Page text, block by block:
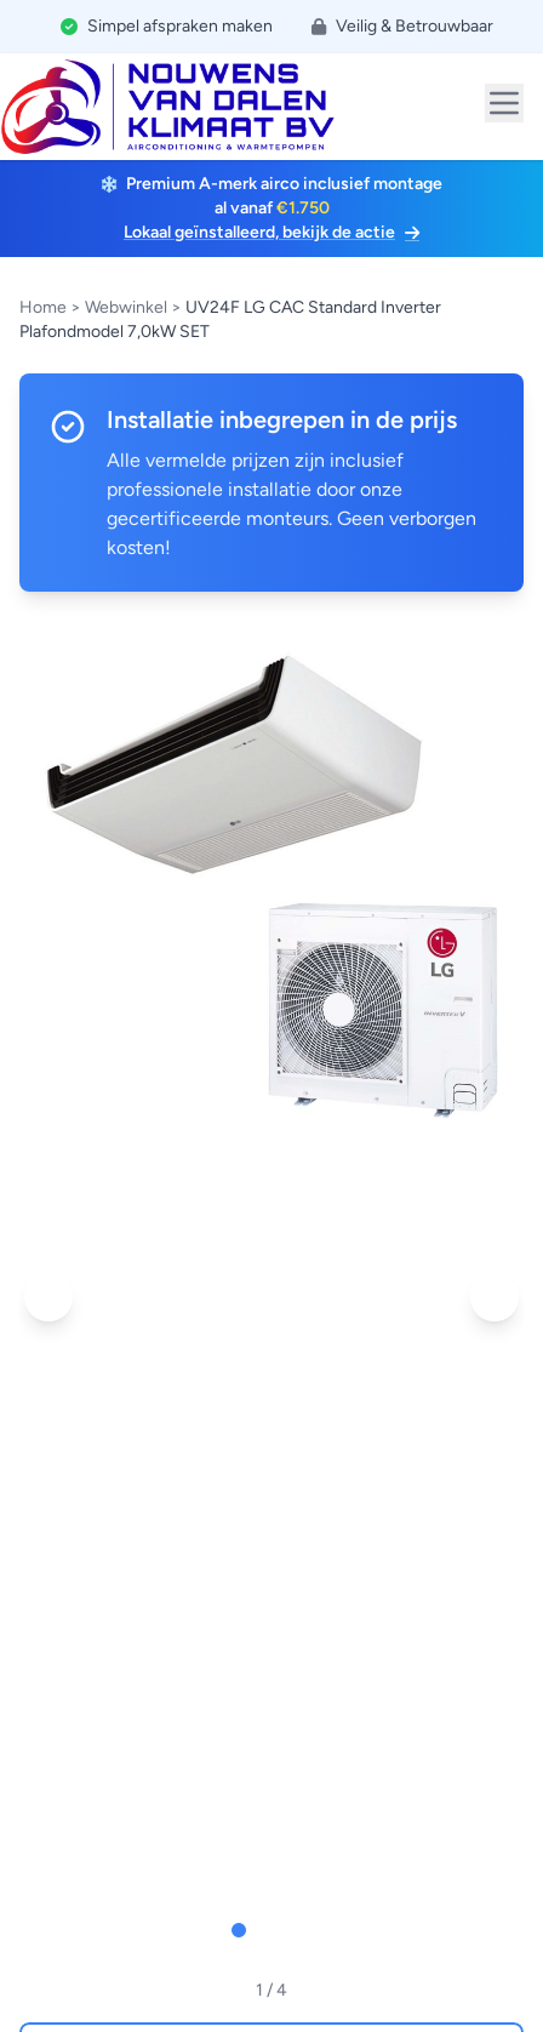
Simpel afspraken maken Veilig & Betrouwbaar
Premium A-merk airco inclusief montage
al vanaf€1.750
Lokaal geïnstalleerd, bekijk de actie
Home > Webwinkel > UV24F LG CAC Standard Inverter
Plafondmodel 7,0kW SET
Installatie inbegrepen in de prijs
Alle vermelde prijzen zijn inclusief
professionele installatie door onze
gecertificeerde monteurs. Geen verborgen
kosten!
1 / 4